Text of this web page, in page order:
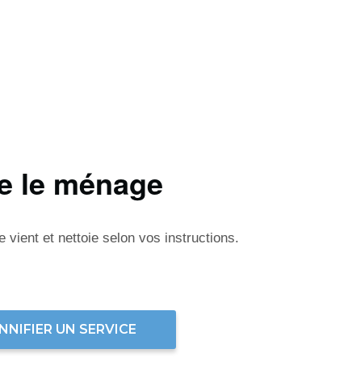
le ménage
vient et nettoie selon vos instructions.
UN SERVICE